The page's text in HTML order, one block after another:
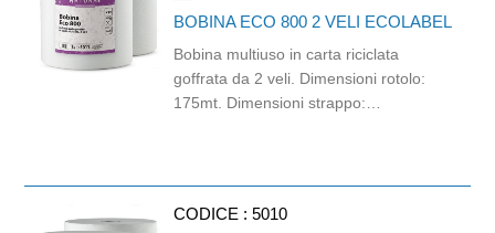
BOBINA ECO 800 2 VELI ECOLABEL
Bobina multiuso in carta riciclata
goffrata da 2 veli. Dimensioni rotolo:
175mt. Dimensioni strappo:
CODICE : 5010